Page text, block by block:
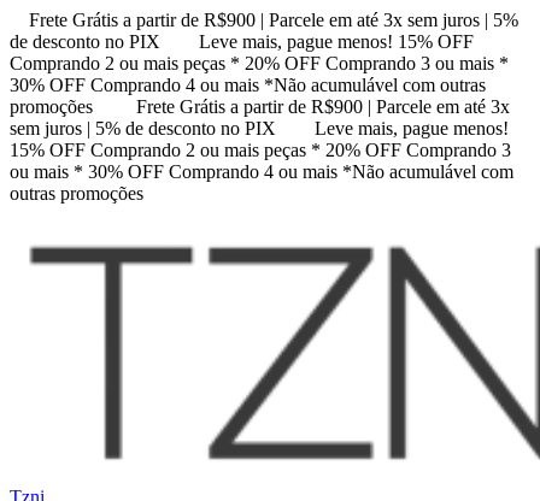
Frete Grátis a partir de R$900 | Parcele em até 3x sem juros | 5%
de desconto no PIX
Leve mais, pague menos! 15% OFF
Comprando 2 ou mais peças * 20% OFF Comprando 3 ou mais *
30% OFF Comprando 4 ou mais *Não acumulável com outras
promoções
Frete Grátis a partir de R$900 | Parcele em até 3x
sem juros | 5% de desconto no PIX
Leve mais, pague menos!
15% OFF Comprando 2 ou mais peças * 20% OFF Comprando 3
ou mais * 30% OFF Comprando 4 ou mais *Não acumulável com
outras promoções
Tzni